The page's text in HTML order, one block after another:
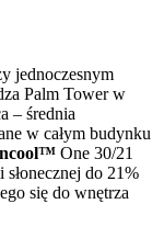
jednoczesnym
Palm Tower w
– średnia
w całym budynku
One 30/21
do 21%
się do wnętrza